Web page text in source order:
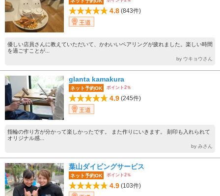
4.8 (843件)
王道
優しい店員さんに教えていただいて、かわいいペアリングが疲れました。楽しい時間
を過ごすことが...
by ウキョウさん
glanta kamakura
ネット予約OK ポイント2％
4.9 (245件)
王道
指輪の作り方が分かって楽しかったです。 また作りにいきます。 刻印も入れられて
オリジナル感...
by みさん
葉山ダイビングサービス
ネット予約OK ポイント2％
4.9 (103件)